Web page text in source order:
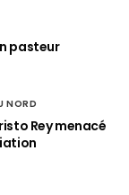
pasteur
NORD
Rey menacé